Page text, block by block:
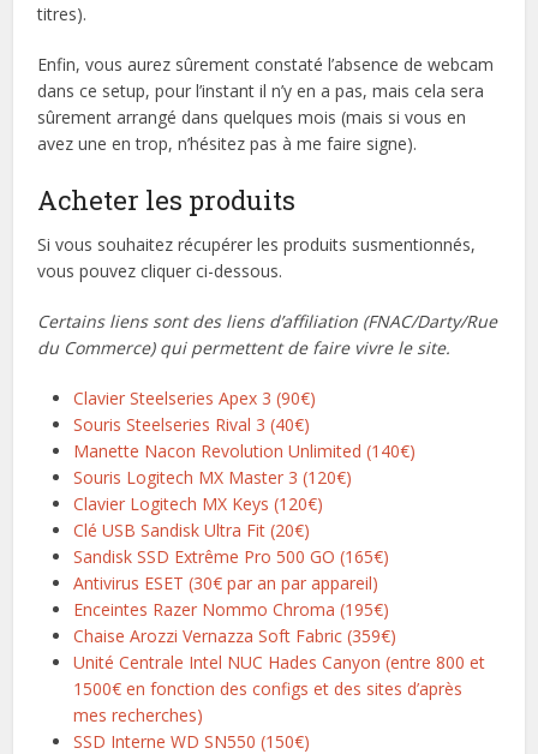
titres).
Enfin, vous aurez sûrement constaté l’absence de webcam
dans ce setup, pour l’instant il n’y en a pas, mais cela sera
sûrement arrangé dans quelques mois (mais si vous en
avez une en trop, n’hésitez pas à me faire signe).
Acheter les produits
Si vous souhaitez récupérer les produits susmentionnés,
vous pouvez cliquer ci-dessous.
Certains liens sont des liens d’affiliation (FNAC/Darty/Rue
du Commerce) qui permettent de faire vivre le site.
Clavier Steelseries Apex 3 (90€)
Souris Steelseries Rival 3 (40€)
Manette Nacon Revolution Unlimited (140€)
Souris Logitech MX Master 3 (120€)
Clavier Logitech MX Keys (120€)
Clé USB Sandisk Ultra Fit (20€)
Sandisk SSD Extrême Pro 500 GO (165€)
Antivirus ESET (30€ par an par appareil)
Enceintes Razer Nommo Chroma (195€)
Chaise Arozzi Vernazza Soft Fabric (359€)
Unité Centrale Intel NUC Hades Canyon (entre 800 et
1500€ en fonction des configs et des sites d’après
mes recherches)
SSD Interne WD SN550 (150€)